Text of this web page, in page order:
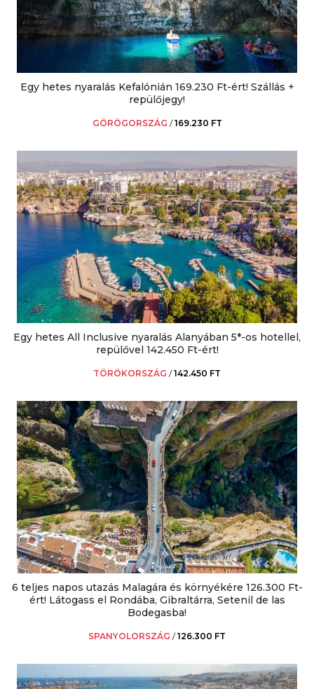
Egy hetes nyaralás Kefalónián 169.230 Ft-ért! Szállás +
repülőjegy!
GÖRÖGORSZÁG /169.230 FT
Egy hetes All Inclusive nyaralás Alanyában 5*-os hotellel,
repülővel 142.450 Ft-ért!
TÖRÖKORSZÁG /142.450 FT
6 teljes napos utazás Malagára és környékére 126.300 Ft-
ért! Látogass el Rondába, Gibraltárra, Setenil de las
Bodegasba!
SPANYOLORSZÁG /126.300 FT